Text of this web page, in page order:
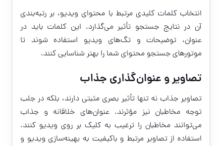
انتخاب کلمات کلیدی مرتبط با محتوای ویدیو، بر رتبه‌بندی
آن در نتایج جستجو تأثیر می‌گذارد. این کلمات باید در
عنوان، توضیحات و تگ‌های ویدیو استفاده شوند تا
موتورهای جستجو محتوای شما را بهتر شناسایی کنند.
تصاویر و عنوان‌گذاری جذاب
تصاویر جذاب نه تنها تأثیر بصری مثبتی دارند، بلکه در جلب
توجه مخاطبان نیز مؤثرند. عنوان‌های خلاقانه و جذاب
می‌توانند مخاطبان را ترغیب به کلیک بر روی ویدیو کنند.
استفاده از تصاویر مرتبط و باکیفیت به بهینه‌سازی ویدیو و